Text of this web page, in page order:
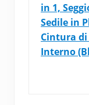
in 1,
Sedile in
Cintura di
Interno